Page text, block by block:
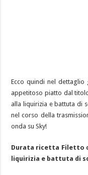
Ecco quindi nel
appetitoso piatto dal
alla liquirizia e battuta di
nel corso della
onda su Sky!
Durata ricetta Filetto
liquirizia e battuta di